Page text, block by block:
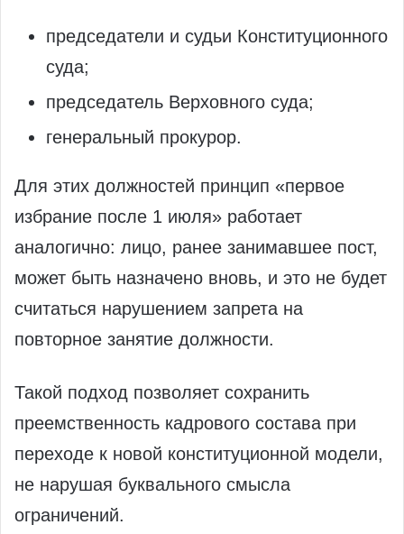
председатели и судьи Конституционного
суда;
председатель Верховного суда;
генеральный прокурор.
Для этих должностей принцип «первое
избрание после 1 июля» работает
аналогично: лицо, ранее занимавшее пост,
может быть назначено вновь, и это не будет
считаться нарушением запрета на
повторное занятие должности.
Такой подход позволяет сохранить
преемственность кадрового состава при
переходе к новой конституционной модели,
не нарушая буквального смысла
ограничений.